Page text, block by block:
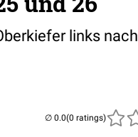
links nach
(0 ratings)